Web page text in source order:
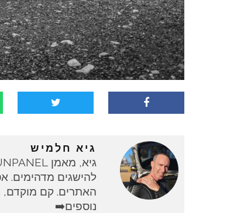
גיא חלמיש
להישגים מדהימים.
האתרים. קם מוקדם,
נוספים➡️